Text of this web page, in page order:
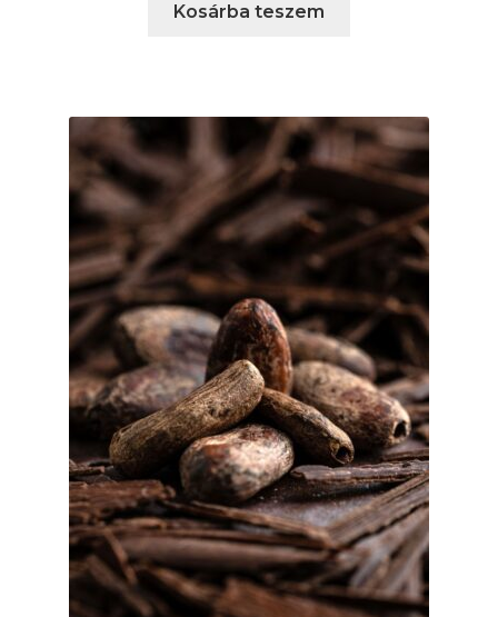
Kosárba teszem